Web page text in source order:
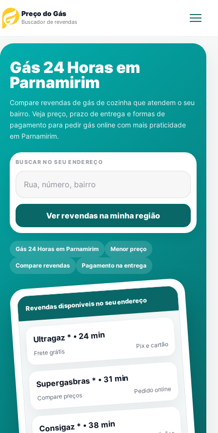
Preço do Gás
Buscador de revendas
Revendedor
Notícias
Cadastre-se
Gás
Contatos
Gás 24 Horas em
Parnamirim
Compare revendas de gás de cozinha que atendem o seu
bairro. Veja preço, prazo de entrega e formas de
pagamento para pedir gás online com mais praticidade
em Parnamirim.
BUSCAR NO SEU ENDEREÇO
Rua, número, bairro
Ver revendas na minha região
Gás 24 Horas em Parnamirim Menor preço
Compare revendas Pagamento na entrega
Revendas disponíveis no seu endereço
Ultragaz * • 24 min
Frete grátis
Pix e cartão
Supergasbras * • 31 min
Compare preços
Pedido online
Consigaz * • 38 min